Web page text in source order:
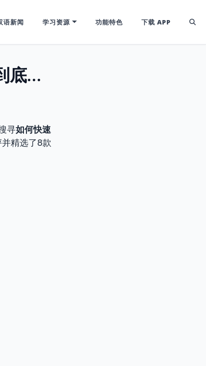
语新闻 学习资源 功能特色 下载 APP
2026年【免费的背单词APP】排行榜｜到底哪款最适合中国胃？
寻如何快速
精选了8款